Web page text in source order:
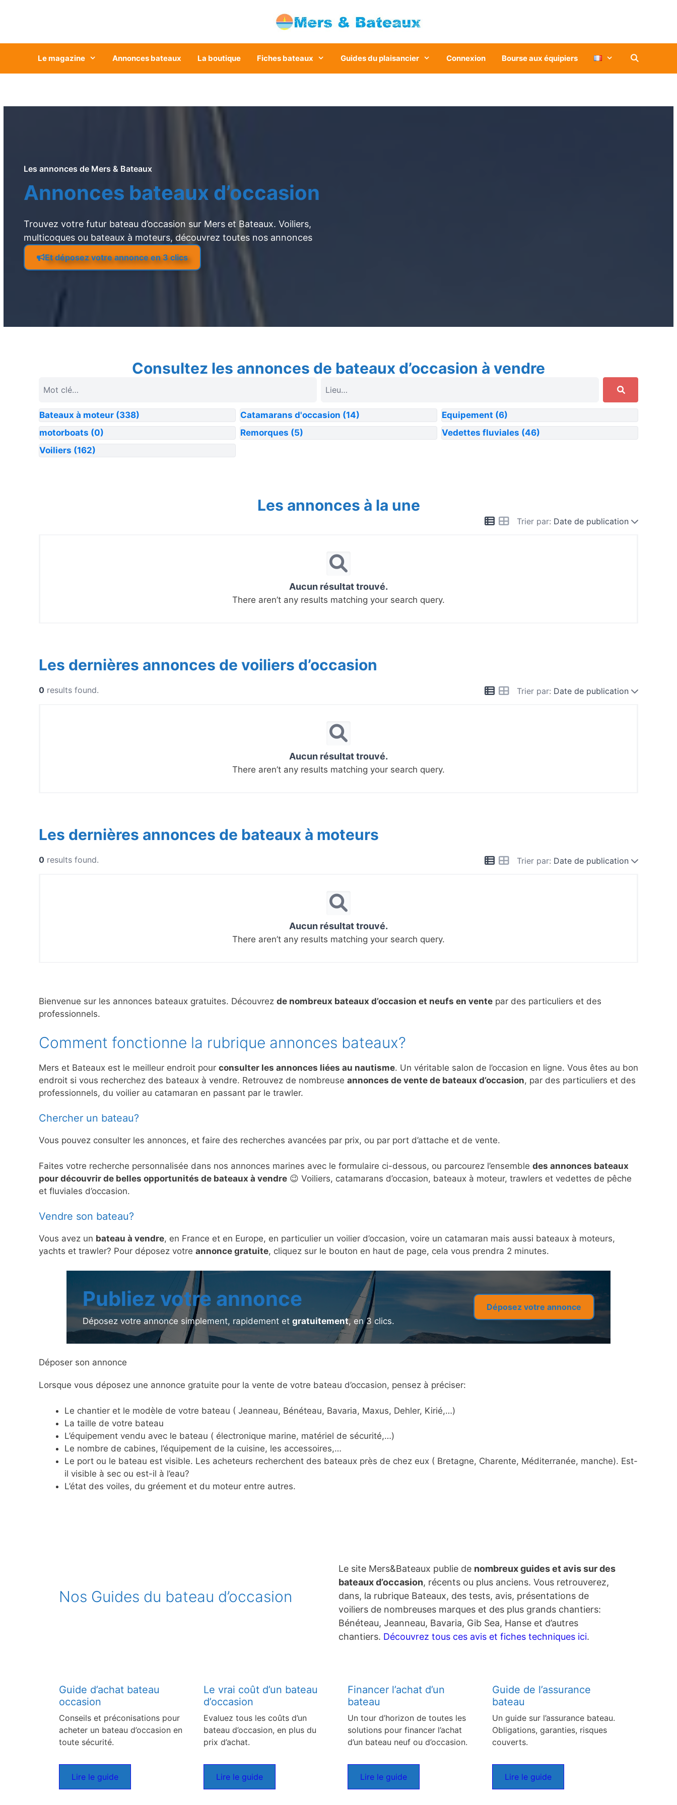
Le magazine Annonces bateaux La boutique Fiches bateaux Guides du plaisancier Connexion Bourse aux équipiers
Les annonces de Mers & Bateaux
Annonces bateaux d’occasion
Trouvez votre futur bateau d’occasion sur Mers et Bateaux. Voiliers,
multicoques ou bateaux à moteurs, découvrez toutes nos annonces
Et déposez votre annonce en 3 clics
Consultez les annonces de bateaux d’occasion à vendre
Bateaux à moteur (338) Catamarans d'occasion (14) Equipement (6)
motorboats (0) Remorques (5) Vedettes fluviales (46)
Voiliers (162)
Les annonces à la une
Trier par: Date de publication
Aucun résultat trouvé.
There aren’t any results matching your search query.
Les dernières annonces de voiliers d’occasion
Trier par: Date de publication
0 results found.
Aucun résultat trouvé.
There aren’t any results matching your search query.
Les dernières annonces de bateaux à moteurs
Trier par: Date de publication
0 results found.
Aucun résultat trouvé.
There aren’t any results matching your search query.
Bienvenue sur les annonces bateaux gratuites. Découvrez de nombreux bateaux d’occasion et neufs en vente par des particuliers et des
professionnels.
Comment fonctionne la rubrique annonces bateaux?
Mers et Bateaux est le meilleur endroit pour consulter les annonces liées au nautisme. Un véritable salon de l’occasion en ligne. Vous êtes au bon
endroit si vous recherchez des bateaux à vendre. Retrouvez de nombreuse annonces de vente de bateaux d’occasion, par des particuliers et des
professionnels, du voilier au catamaran en passant par le trawler.
Chercher un bateau?
Vous pouvez consulter les annonces, et faire des recherches avancées par prix, ou par port d’attache et de vente.
Faites votre recherche personnalisée dans nos annonces marines avec le formulaire ci-dessous, ou parcourez l’ensemble des annonces bateaux
pour découvrir de belles opportunités de bateaux à vendre 😉 Voiliers, catamarans d’occasion, bateaux à moteur, trawlers et vedettes de pêche
et fluviales d’occasion.
Vendre son bateau?
Vous avez un bateau à vendre, en France et en Europe, en particulier un voilier d’occasion, voire un catamaran mais aussi bateaux à moteurs,
yachts et trawler? Pour déposez votre annonce gratuite, cliquez sur le bouton en haut de page, cela vous prendra 2 minutes.
Publiez votre annonce
Déposez votre annonce simplement, rapidement et gratuitement, en 3 clics.
Déposez votre annonce
Déposer son annonce
Lorsque vous déposez une annonce gratuite pour la vente de votre bateau d’occasion, pensez à préciser:
Le chantier et le modèle de votre bateau ( Jeanneau, Bénéteau, Bavaria, Maxus, Dehler, Kirié,…)
La taille de votre bateau
L’équipement vendu avec le bateau ( électronique marine, matériel de sécurité,…)
Le nombre de cabines, l’équipement de la cuisine, les accessoires,…
Le port ou le bateau est visible. Les acheteurs recherchent des bateaux près de chez eux ( Bretagne, Charente, Méditerranée, manche). Est-
il visible à sec ou est-il à l’eau?
L’état des voiles, du gréement et du moteur entre autres.
Nos Guides du bateau d’occasion
Le site Mers&Bateaux publie de nombreux guides et avis sur des
bateaux d’occasion, récents ou plus anciens. Vous retrouverez,
dans, la rubrique Bateaux, des tests, avis, présentations de
voiliers de nombreuses marques et des plus grands chantiers:
Bénéteau, Jeanneau, Bavaria, Gib Sea, Hanse et d’autres
chantiers. Découvrez tous ces avis et fiches techniques ici.
Guide d’achat bateau
occasion
Conseils et préconisations pour
acheter un bateau d’occasion en
toute sécurité.
Lire le guide
Le vrai coût d’un bateau
d’occasion
Evaluez tous les coûts d’un
bateau d’occasion, en plus du
prix d’achat.
Lire le guide
Financer l’achat d’un
bateau
Un tour d’horizon de toutes les
solutions pour financer l’achat
d’un bateau neuf ou d’occasion.
Lire le guide
Guide de l’assurance
bateau
Un guide sur l’assurance bateau.
Obligations, garanties, risques
couverts.
Lire le guide